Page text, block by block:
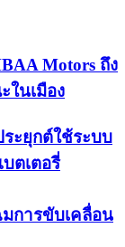
Motors ถึง
ในเมือง
ะยุกต์ใช้ระบบ
ตเตอรี่
การขับเคลื่อน